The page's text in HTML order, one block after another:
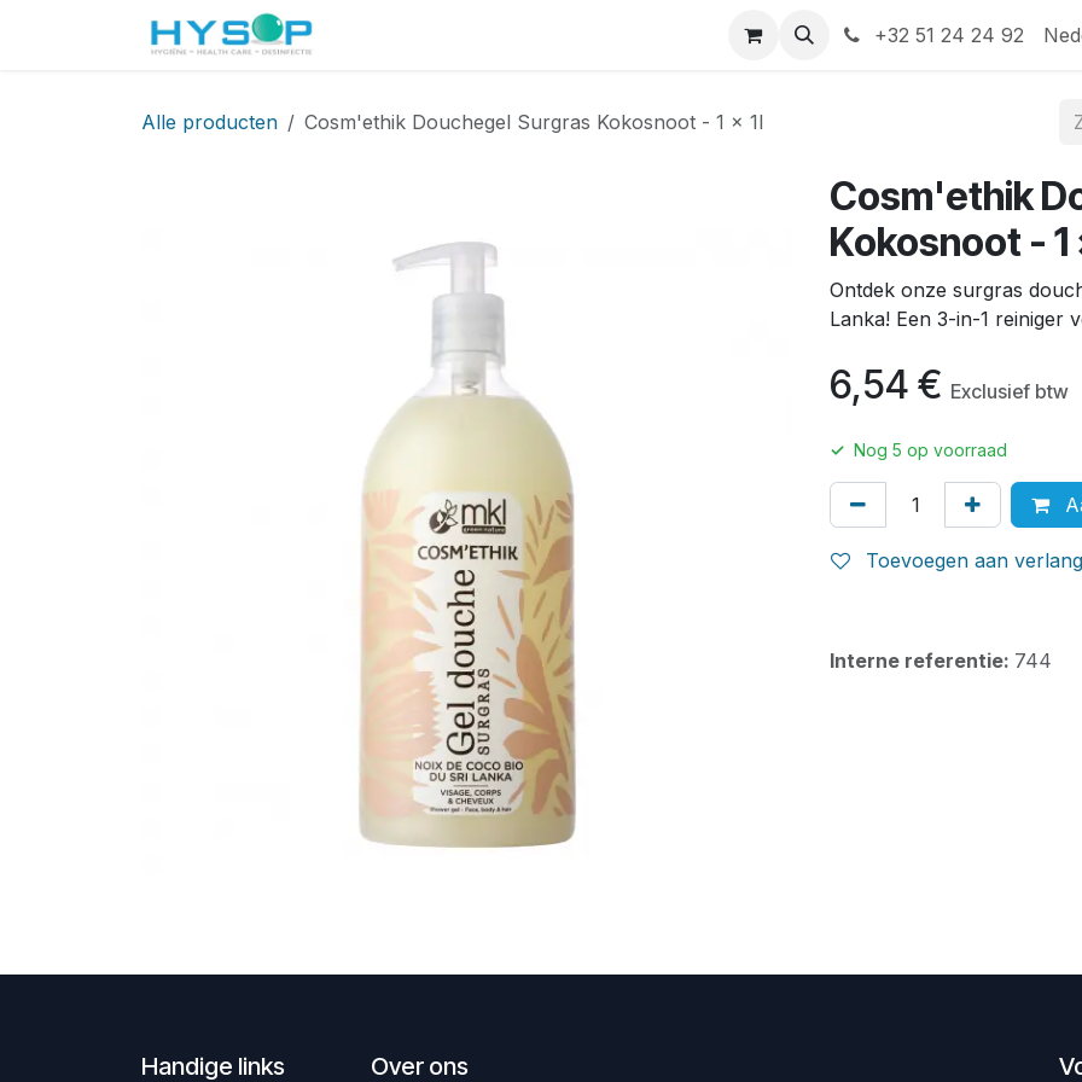
+32 51 24 24 92
Alle producten Cosm'ethik Douchegel Surgras Kokosnoot - 1 x 1l
Cosm'ethik
Kokosnoot - 1
Ontdek onze surgras
Lanka! Een 3-in-1 reiniger
6,54 € Exclusief btw
✓ Nog 5 op voorraad
Toevoegen aan
Interne referentie: 744
Handige links Over ons